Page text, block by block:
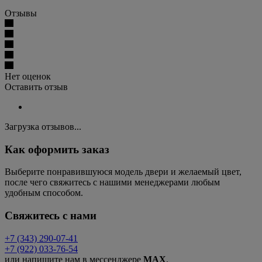
Отзывы
Нет оценок
Оставить отзыв
Загрузка отзывов...
Как оформить заказ
Выберите понравившуюся модель двери и желаемый цвет,
после чего свяжитесь с нашими менеджерами любым
удобным способом.
Свяжитесь с нами
+7 (343) 290-07-41
+7 (922) 033-76-54
или напишите нам в мессенджере MAX.